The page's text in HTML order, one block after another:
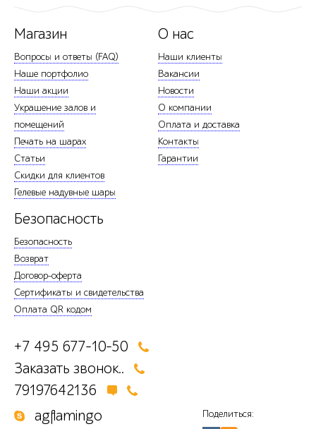
Магазин
Вопросы и ответы (FAQ)
Наше портфолио
Наши акции
Украшение залов и
помещений
Печать на шарах
Статьи
Скидки для клиентов
Гелевые надувные шары
О нас
Наши клиенты
Вакансии
Новости
О компании
Оплата и доставка
Контакты
Гарантии
Безопасность
Безопасность
Возврат
Договор-оферта
Сертификаты и свидетельства
Оплата QR кодом
+7 495 677-10-50
Заказать звонок..
79197642136
agflamingo
Поделиться: